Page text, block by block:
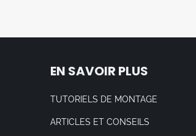
EN SAVOIR PLUS
TUTORIELS DE MONTAGE
ARTICLES ET CONSEILS